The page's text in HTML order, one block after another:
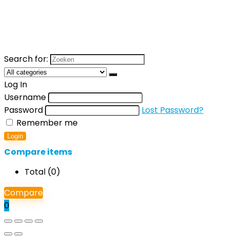
Search for:
Log In
Username
Password
Lost Password?
Remember me
Login
Compare items
Total (0)
Compare
0